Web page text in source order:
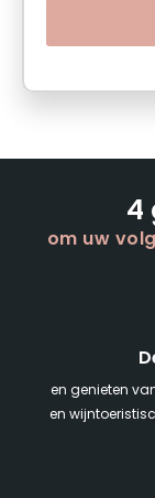
4
om uw
en genieten
en